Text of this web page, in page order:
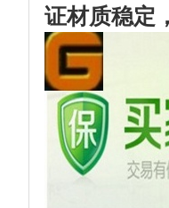
证材质稳定